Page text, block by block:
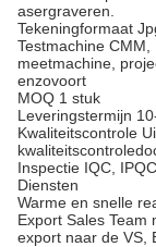
asergraveren.
Tekeningformaat
Testmachine CMM,
meetmachine,
enzovoort
MOQ 1 stuk
Leveringstermijn
Kwaliteitscontrole
Inspectie IQC,
Diensten
Warme en snelle
Export Sales Team
export naar de VS,